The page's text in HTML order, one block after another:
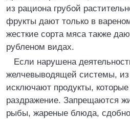
из рациона грубой
фрукты дают только в
жесткие сорта мяса также
рубленом видах.
Если нарушена
желчевыводящей системы,
исключают продукты,
раздражение. Запрещаются
рыбы, жареные блюда,